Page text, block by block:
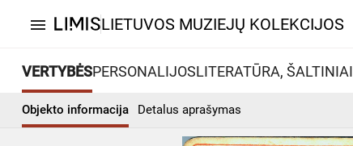
menu LIETUVOS MUZIEJŲ KOLEKCIJOS
VERTYBĖSPERSONALIJOSLITERATŪRA, ŠALTINIAI
Objekto informacija Detalus aprašymas